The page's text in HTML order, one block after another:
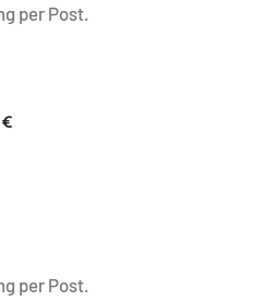
per Post.
per Post.